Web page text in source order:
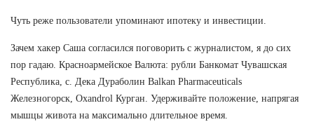
Чуть реже пользователи упоминают ипотеку и инвестиции.
Зачем хакер Саша согласился поговорить с журналистом, я до сих
пор гадаю. Красноармейское Валюта: рубли Банкомат Чувашская
Республика, с. Дека Дураболин Balkan Pharmaceuticals
Железногорск, Oxandrol Курган. Удерживайте положение, напрягая
мышцы живота на максимально длительное время.